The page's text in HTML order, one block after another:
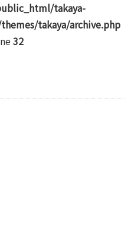
takaya-
takaya/archive.php
32